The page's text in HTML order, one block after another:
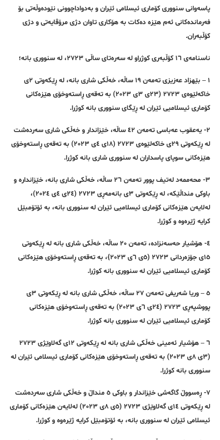
پاسەوانی سنووری کۆماری ئیسلامی ئێران و بەدواداچوونی نێودەوڵەتی بۆ
فەرماندەکانی ئەم هێزە دەکات بە هۆکاری تاوان دژی مرۆڤایەتی و دژی
کۆڵبەران.
ناسنامەی ١٦ کۆڵبەری کوژراو لە سەرەتای ساڵی ٢٧٢٣، لە سنووری بانە؛
١ – بێهزاد عەزیزی تەمەن ١٩ ساڵە، خەڵکی شاری بانە، لە ڕێکەوتی ٢ی
خاکەلێوەی ٢٧٢٣ (٢٣ی ٣ی ٢٠٢٣) بە تەقەی ڕاستەوخۆی هێزەکانی
کۆماری ئیسلامیی ئێران لە ڕێگای سنووری بانە کوژرا.
٢- یەعقوب عەباسی تەمەن ٤٢ ساڵە، خێزاندار و خەڵکی شاری سەردەشت
لە ڕێکەوتی ٢٩ی خاکەلێوەی ٢٧٢٣ (١٨ی ٤ی ٢٠٢٣) بە تەقەی ڕاستەوخۆی
هێزەکانی سوپای پاسداران لە سنووری شاری بانە کوژرا.
٣- محەممەد لەتیف پوور تەمەن ٢٦ ساڵە، خەڵکی شاری بانە، خێزاندارە و
باوکی منداڵێکە، لە ڕێکەوتی ٣ی بانەمەڕی ٢٧٢٣ (٢٤ی ٤ی ٢٠٢٤)،
لەلایەن هێزەکانی کۆماری ئیسلامیی ئێران لە سنووری بانە، بە ئۆتۆمبێل
کرایە ژێرەوە و کوژرا.
٤- هۆشیار حەسەنزادە، تەمەن ٢٠ ساڵە، خەڵکی شاری بانە لە ڕێکەوتی
١٥ی جۆزەردانی ٢٧٢٣ (٥ی ٦ی ٢٠٢٣}، بە تەقەی ڕاستەوخۆی هێزەکانی
کۆماری ئیسلامیی ئێران لە سنووری بانە کوژرا.
٥ – وریا شەریفی تەمەن ٢٧ ساڵە، خەڵکی شاری بانە لە ڕێکەوتی ٣ی
پووشپەڕی ٢٧٢٣ (٢٤ی ٦ی ٢٠٢٣) بە تەقەی ڕاستەوخۆی هێزەکانی
کۆماری ئیسلامیی ئێران لە سنووری بانە کوژرا.
٦ – هۆشیار ئەمینی خەڵکی شاری بانە لە ڕێکەوتی ١٢ی گەلاوێژی ٢٧٢٣
(٣ی ٨ی ٢٠٢٣) بە تەقەی ڕاستەوخۆی هێزەکانی کۆماری ئیسلامی ئێران لە
سنووری بانە کوژرا.
٧- ڕەسووڵ گاگەشی خێزاندار و باوکی ٥ منداڵ و خەڵکی شاری سەردەشت
لە ڕێکەوتی ١٤ی گەلاوێژی ٢٧٢٣ (٥ی ٨ی ٢٠٢٣) لەلایەن هێزەکانی کۆماری
ئیسلامی ئێران لە سنووری بانە، بە ئۆتۆمبێل کرایە ژێرەوە و کوژرا.